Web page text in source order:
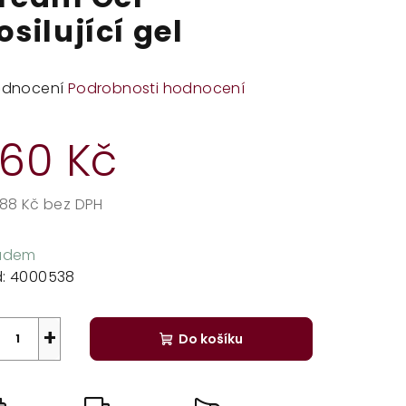
gel
Podrobnosti hodnocení
Kč
Kč bez DPH
4000538
+ Do košíku